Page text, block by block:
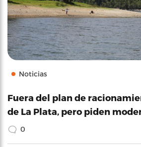
Noticias
Fuera del plan de
de La Plata, pero piden
0